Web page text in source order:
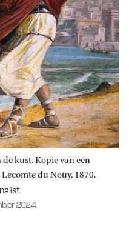
kust. Kopie van een
du Noüy, 1870.
2024